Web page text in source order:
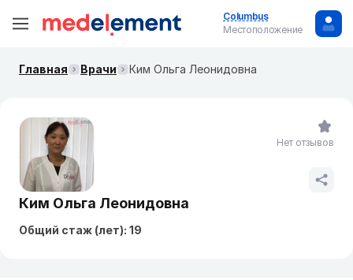
Columbus
Местоположение
Главная Врачи Ким Ольга Леонидовна
Ким Ольга Леонидовна
Общий стаж (лет): 19
Нет отзывов